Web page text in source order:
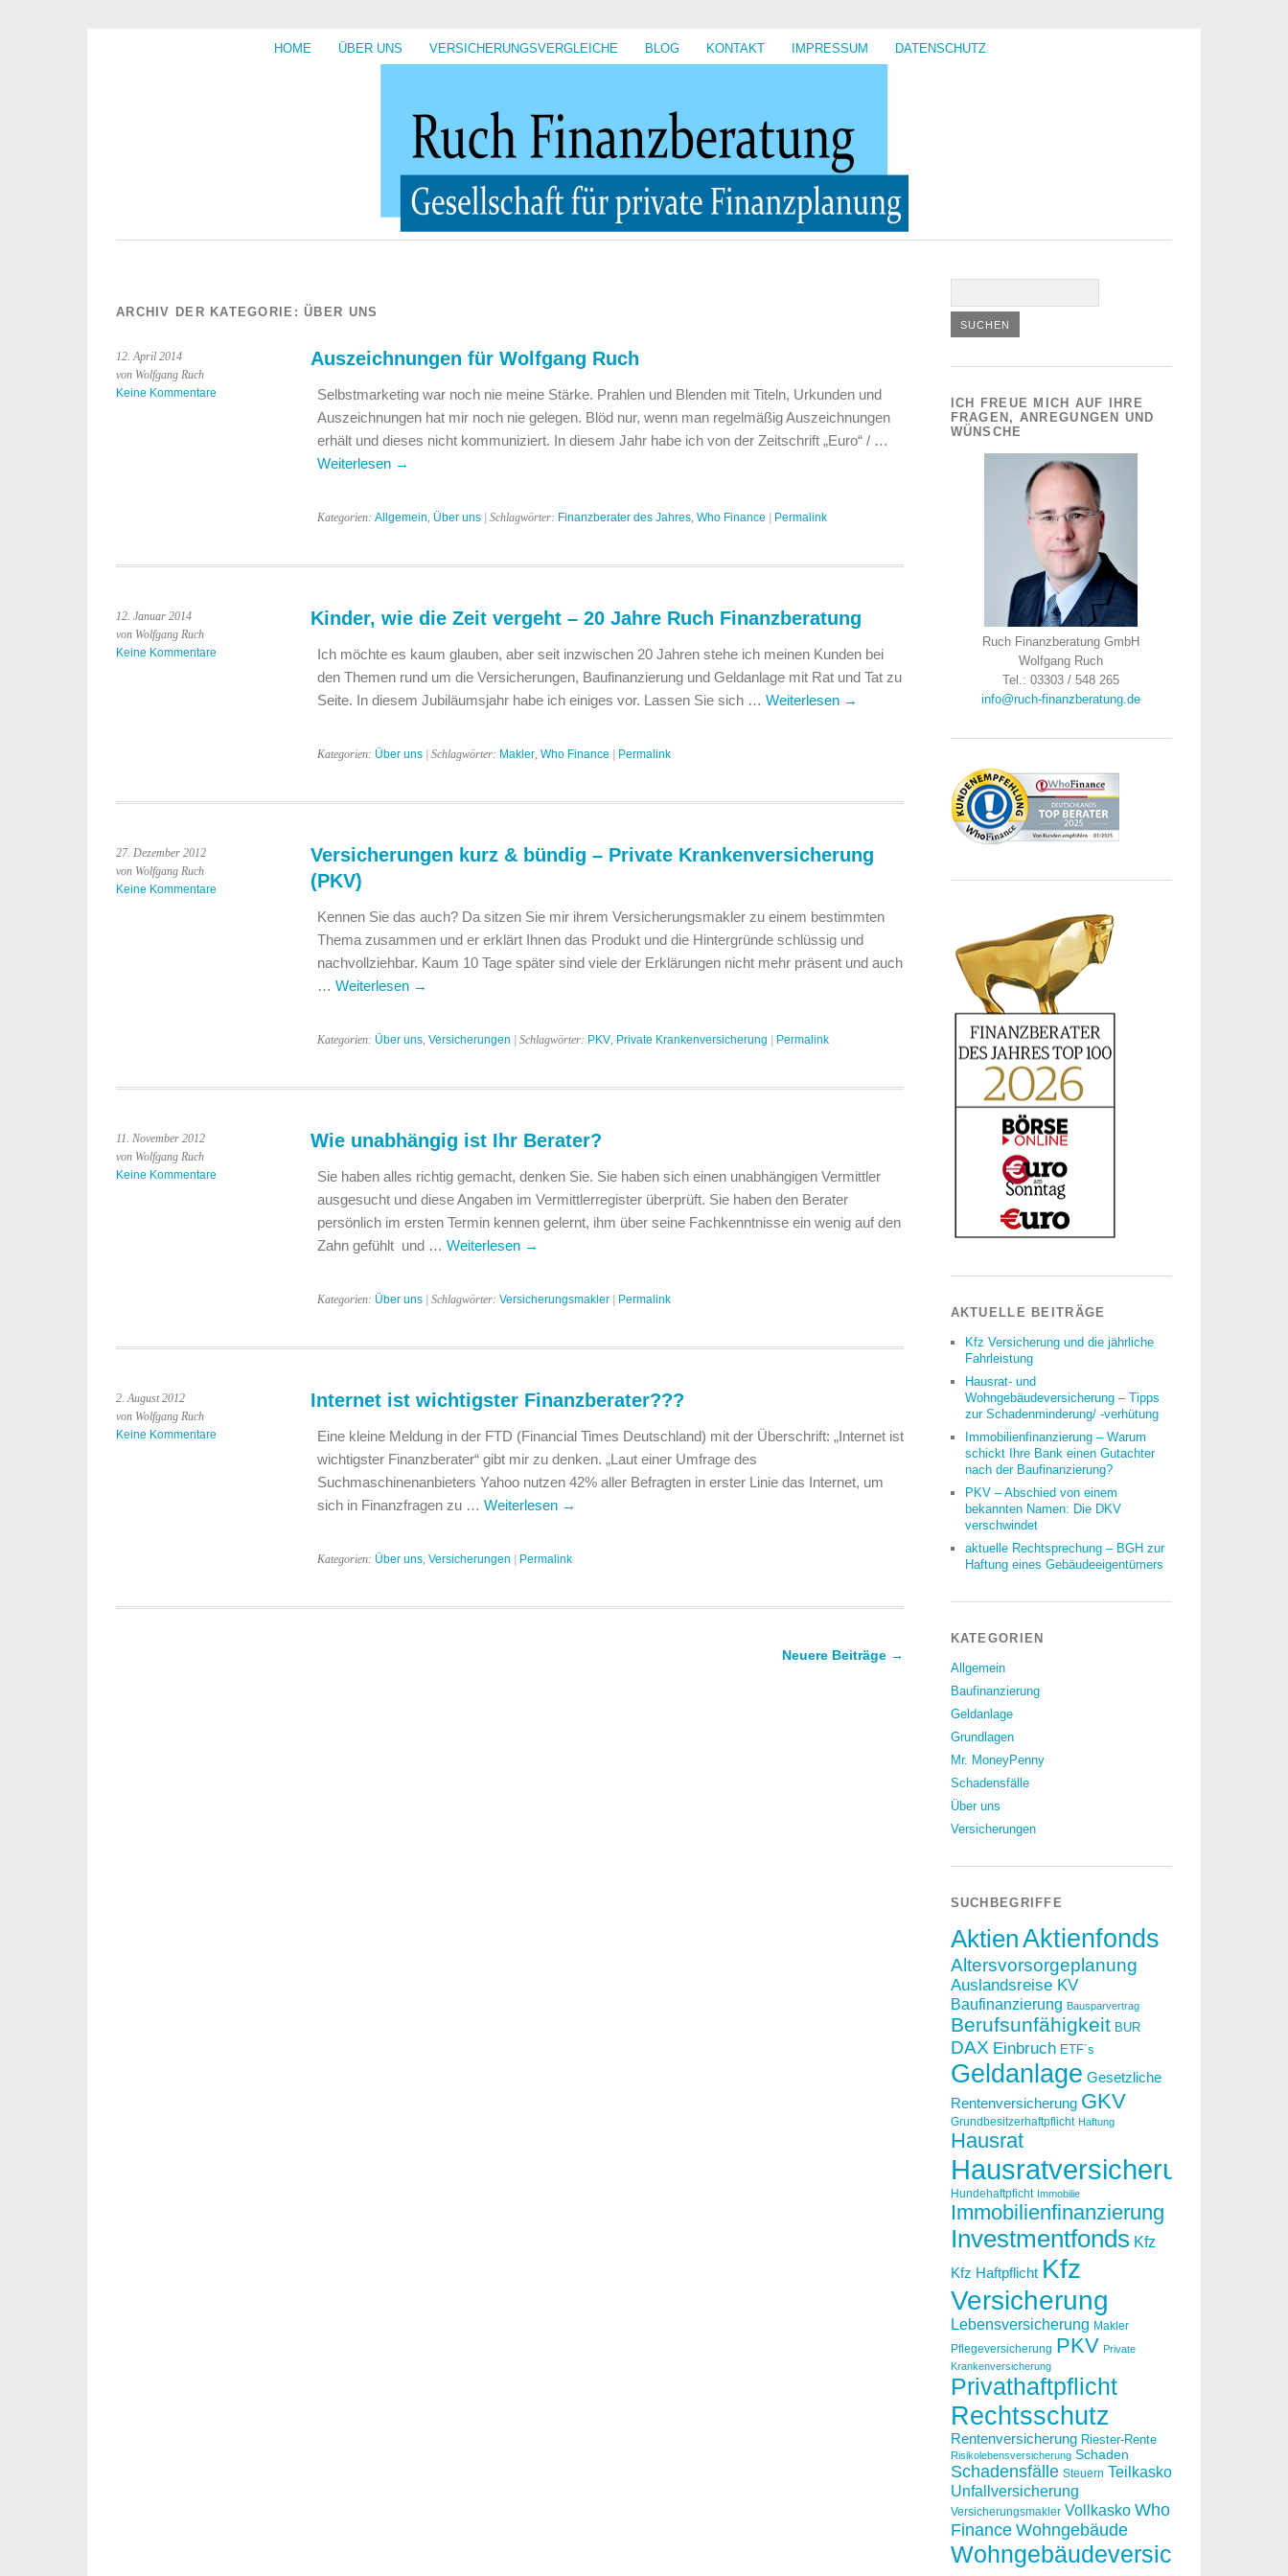
HOME ÜBER UNS VERSICHERUNGSVERGLEICHE BLOG KONTAKT IMPRESSUM DATENSCHUTZ
ARCHIV DER KATEGORIE:ÜBER UNS
12. April 2014
von Wolfgang Ruch
Keine Kommentare
Auszeichnungen für Wolfgang Ruch
Selbstmarketing war noch nie meine Stärke. Prahlen und Blenden mit Titeln, Urkunden und
Auszeichnungen hat mir noch nie gelegen. Blöd nur, wenn man regelmäßig Auszeichnungen
erhält und dieses nicht kommuniziert. In diesem Jahr habe ich von der Zeitschrift „Euro“ / …
Weiterlesen →
Kategorien: Allgemein, Über uns| Schlagwörter: Finanzberater des Jahres, Who Finance Permalink
12. Januar 2014
von Wolfgang Ruch
Keine Kommentare
Kinder, wie die Zeit vergeht – 20 Jahre Ruch Finanzberatung
Ich möchte es kaum glauben, aber seit inzwischen 20 Jahren stehe ich meinen Kunden bei
den Themen rund um die Versicherungen, Baufinanzierung und Geldanlage mit Rat und Tat zu
Seite. In diesem Jubiläumsjahr habe ich einiges vor. Lassen Sie sich … Weiterlesen →
Kategorien: Über uns| Schlagwörter: Makler, Who Finance Permalink
27. Dezember 2012
von Wolfgang Ruch
Keine Kommentare
Versicherungen kurz & bündig – Private Krankenversicherung
(PKV)
Kennen Sie das auch? Da sitzen Sie mir ihrem Versicherungsmakler zu einem bestimmten
Thema zusammen und er erklärt Ihnen das Produkt und die Hintergründe schlüssig und
nachvollziehbar. Kaum 10 Tage später sind viele der Erklärungen nicht mehr präsent und auch
… Weiterlesen →
Kategorien: Über uns, Versicherungen | Schlagwörter: PKV, Private Krankenversicherung Permalink
11. November 2012
von Wolfgang Ruch
Keine Kommentare
Wie unabhängig ist Ihr Berater?
Sie haben alles richtig gemacht, denken Sie. Sie haben sich einen unabhängigen Vermittler
ausgesucht und diese Angaben im Vermittlerregister überprüft. Sie haben den Berater
persönlich im ersten Termin kennen gelernt, ihm über seine Fachkenntnisse ein wenig auf den
Zahn gefühlt und … Weiterlesen →
Kategorien: Über uns| Schlagwörter: Versicherungsmakler| Permalink
2. August 2012
von Wolfgang Ruch
Keine Kommentare
Internet ist wichtigster Finanzberater???
Eine kleine Meldung in der FTD (Financial Times Deutschland) mit der Überschrift: „Internet ist
wichtigster Finanzberater“ gibt mir zu denken. „Laut einer Umfrage des
Suchmaschinenanbieters Yahoo nutzen 42% aller Befragten in erster Linie das Internet, um
sich in Finanzfragen zu … Weiterlesen →
Kategorien: Über uns, Versicherungen Permalink
Neuere Beiträge →
ICH FREUE MICH AUF IHRE
FRAGEN, ANREGUNGEN UND
WÜNSCHE
Ruch Finanzberatung GmbH
Wolfgang Ruch
Tel.: 03303 / 548 265
info@ruch-finanzberatung.de
AKTUELLE BEITRÄGE
Kfz Versicherung und die jährliche
Fahrleistung
Hausrat- und
Wohngebäudeversicherung – Tipps
zur Schadenminderung/ -verhütung
Immobilienfinanzierung – Warum
schickt Ihre Bank einen Gutachter
nach der Baufinanzierung?
PKV – Abschied von einem
bekannten Namen: Die DKV
verschwindet
aktuelle Rechtsprechung – BGH zur
Haftung eines Gebäudeeigentümers
KATEGORIEN
Allgemein
Baufinanzierung
Geldanlage
Grundlagen
Mr. MoneyPenny
Schadensfälle
Über uns
Versicherungen
SUCHBEGRIFFE
AktienAktienfonds
Altersvorsorgeplanung
Auslandsreise KV
Baufinanzierung Bausparvertrag
Berufsunfähigkeit BUR
DAX Einbruch ETF´s
Geldanlage Gesetzliche
Rentenversicherung GKV
Grundbesitzerhaftpflicht Haftung
Hausrat
Hausratversicherung
Hundehaftpficht Immobilie
Immobilienfinanzierung
Investmentfonds Kfz
Kfz Haftpflicht Kfz
Versicherung
Lebensversicherung Makler
Pflegeversicherung PKV Private
Krankenversicherung
Privathaftpflicht
Rechtsschutz
Rentenversicherung Riester-Rente
Risikolebensversicherung Schaden
Schadensfälle Steuern Teilkasko
Unfallversicherung
Versicherungsmakler Vollkasko Who
Finance Wohngebäude
Wohngebäudeversicherung